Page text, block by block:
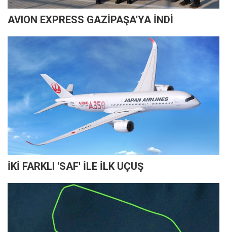
AVION EXPRESS GAZİPAŞA'YA İNDİ
İKİ FARKLI 'SAF' İLE İLK UÇUŞ